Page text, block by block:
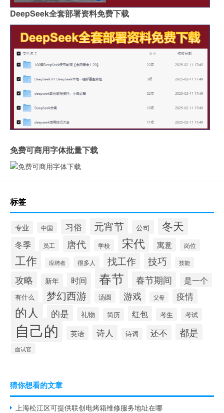
DeepSeek全套部署资料免费下载
免费可商用字体批量下载
标签
专业 中国 习俗 元宵节 公司 冬天
冬季 员工 唐代 学校 宋代 寓意 岗位
工作 应聘者 很多人 找工作 技巧 技能
攻略 新年 时间 春节 春节期间 是一个
有什么 梦幻西游 汤圆 游戏 父母 疫情
的人 的是 礼物 简历 红包 考生 考试
自己的 英语 诗人 诗词 还不 都是
面试官
猜你想看的文章
上海松江区可提供联创电烤箱维修服务地址在哪